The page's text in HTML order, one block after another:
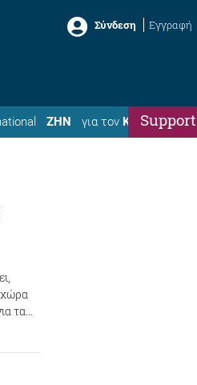
Σύνδεση Εγγραφή
ΖΗΝ για τον ΚώσταSupport
χώρα
τα…